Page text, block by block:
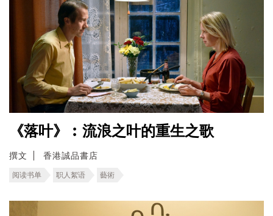
《落叶》︰流浪之叶的重生之歌
撰文 香港誠品書店
阅读书单 职人絮语 藝術